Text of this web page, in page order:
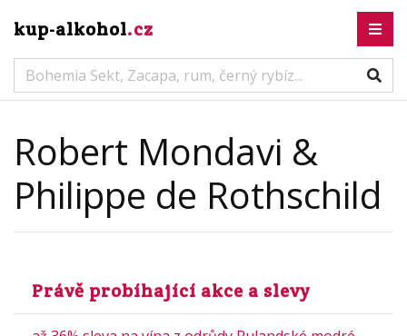
kup-alkohol.cz
Robert Mondavi &
Philippe de Rothschild
Právě probíhající akce a slevy